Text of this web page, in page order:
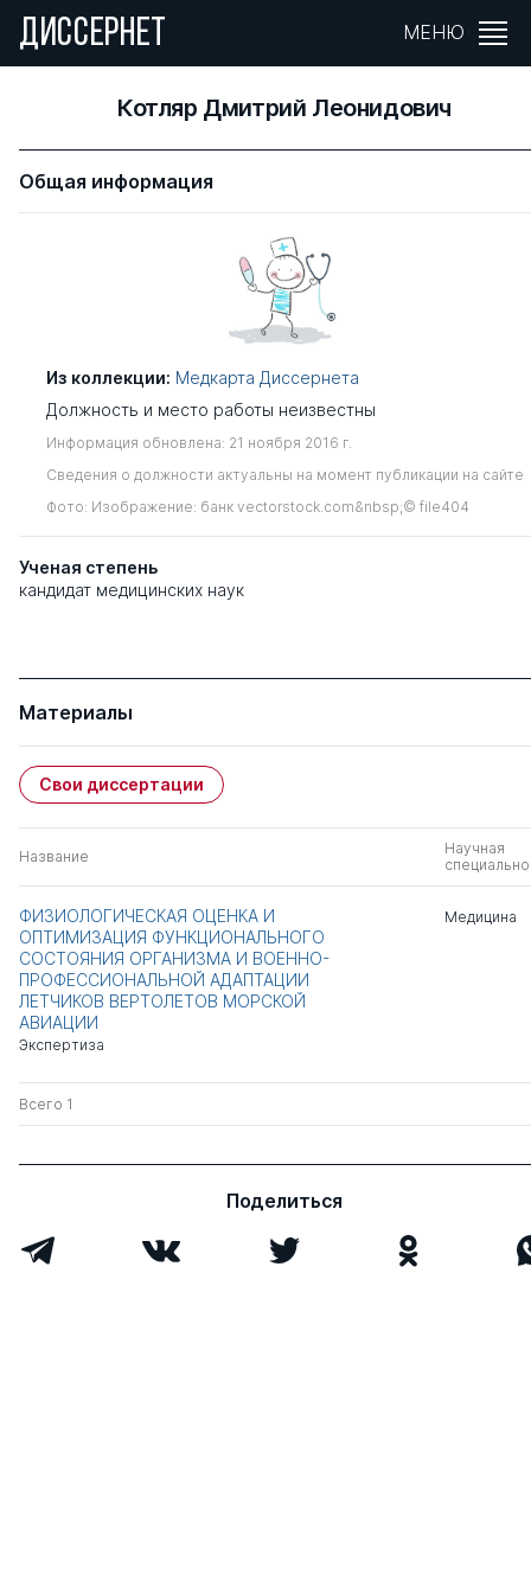
ДИССЕРНЕТ МЕНЮ
Котляр Дмитрий Леонидович
Общая информация
Из коллекции: Медкарта Диссернета
Должность и место работы неизвестны
Информация обновлена: 21 ноября 2016 г.
Сведения о должности актуальны на момент публикации на сайте
Фото: Изображение: банк vectorstock.com&nbsp;© file404
Ученая степень
кандидат медицинских наук
Материалы
Свои диссертации
Название
Научная
ФИЗИОЛОГИЧЕСКАЯ ОЦЕНКА И
ОПТИМИЗАЦИЯ ФУНКЦИОНАЛЬНОГО
СОСТОЯНИЯ ОРГАНИЗМА И ВОЕННО-
ПРОФЕССИОНАЛЬНОЙ АДАПТАЦИИ
ЛЕТЧИКОВ ВЕРТОЛЕТОВ МОРСКОЙ
АВИАЦИИ
Экспертиза
Медицина
Всего 1
Поделиться